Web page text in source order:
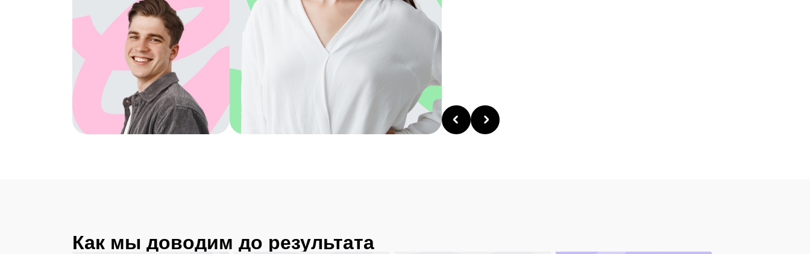
Как мы доводим до результата